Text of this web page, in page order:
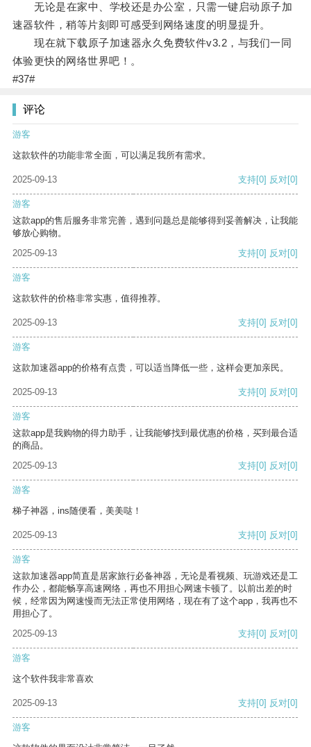
无论是在家中、学校还是办公室，只需一键启动原子加
速器软件，稍等片刻即可感受到网络速度的明显提升。
现在就下载原子加速器永久免费软件v3.2，与我们一同
体验更快的网络世界吧！。
#37#
评论
游客
这款软件的功能非常全面，可以满足我所有需求。
2025-09-13 支持[0] 反对[0]
游客
这款app的售后服务非常完善，遇到问题总是能够得到妥善解决，让我能
够放心购物。
2025-09-13
支持[0] 反对[0]
游客
这款软件的价格非常实惠，值得推荐。
2025-09-13 支持[0] 反对[0]
游客
这款加速器app的价格有点贵，可以适当降低一些，这样会更加亲民。
2025-09-13 支持[0] 反对[0]
游客
这款app是我购物的得力助手，让我能够找到最优惠的价格，买到最合适
的商品。
2025-09-13
支持[0] 反对[0]
游客
梯子神器，ins随便看，美美哒！
2025-09-13 支持[0] 反对[0]
游客
这款加速器app简直是居家旅行必备神器，无论是看视频、玩游戏还是工
作办公，都能畅享高速网络，再也不用担心网速卡顿了。以前出差的时
候，经常因为网速慢而无法正常使用网络，现在有了这个app，我再也不
用担心了。
2025-09-13
支持[0] 反对[0]
游客
这个软件我非常喜欢
2025-09-13 支持[0] 反对[0]
游客